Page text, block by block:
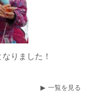
りました！
一覧を見る